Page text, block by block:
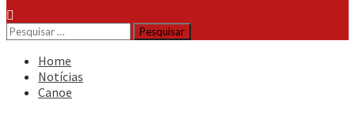
Pesquisar
por:
Home
Notícias
Canoe